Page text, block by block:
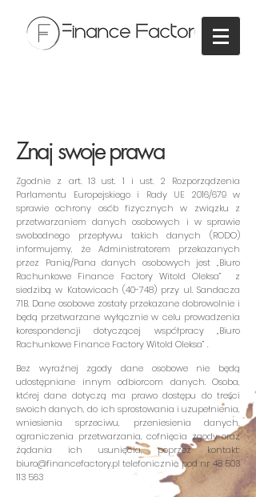
Znaj swoje prawa
Zgodnie z art. 13 ust. 1 i ust. 2 Rozporządzenia
Parlamentu Europejskiego i Rady UE 2016/679 w
sprawie ochrony osób fizycznych w związku z
przetwarzaniem danych osobowych i w sprawie
swobodnego przepływu takich danych (RODO)
informujemy, że Administratorem przekazanych
przez Panią/Pana danych osobowych jest „Biuro
Rachunkowe Finance Factory Witold Oleksa” z
siedzibą w Katowicach (40-748) przy ul. Sandacza
71B. Dane osobowe zostały przekazane dobrowolnie i
będą przetwarzane wyłącznie w celu prowadzenia
korespondencji dotyczącej współpracy „Biuro
Rachunkowe Finance Factory Witold Oleksa” .
Bez wyraźnej zgody dane osobowe nie będą
udostępniane innym odbiorcom danych. Osoba,
której dane dotyczą ma prawo dostępu do treści
swoich danych, do ich sprostowania i uzupełnienia,
wniesienia sprzeciwu, przeniesienia danych,
ograniczenia przetwarzania, cofnięcia zgody oraz
żądania ich usunięcia, poprzez kontakt:
biuro@financefactory.pl telefonicznie pod nr 48 503
113 563